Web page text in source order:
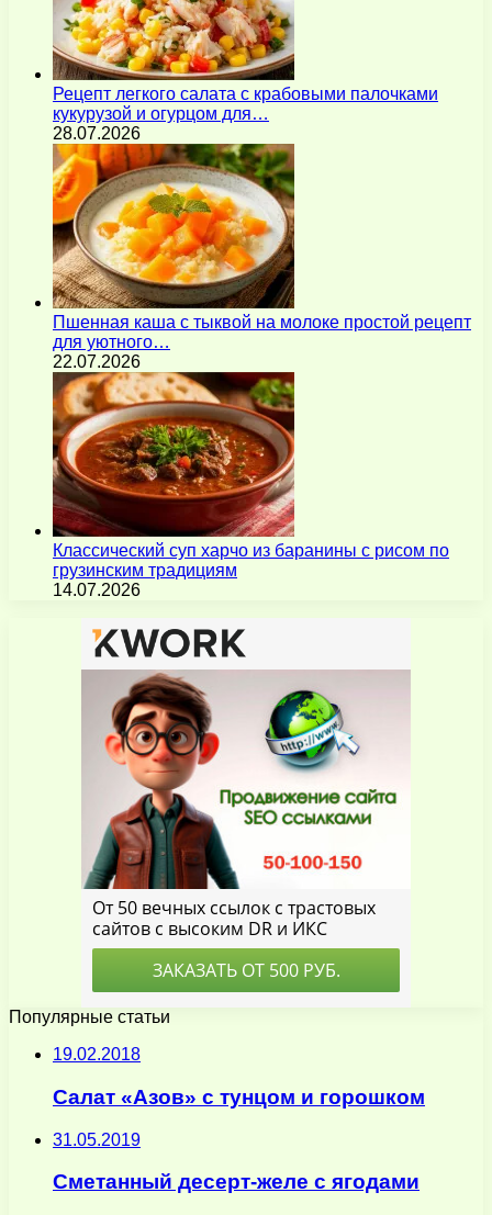
Рецепт легкого салата с крабовыми палочками
кукурузой и огурцом для…
28.07.2026
Пшенная каша с тыквой на молоке простой рецепт
для уютного…
22.07.2026
Классический суп харчо из баранины с рисом по
грузинским традициям
14.07.2026
Популярные статьи
19.02.2018
Салат «Азов» с тунцом и горошком
31.05.2019
Сметанный десерт-желе с ягодами